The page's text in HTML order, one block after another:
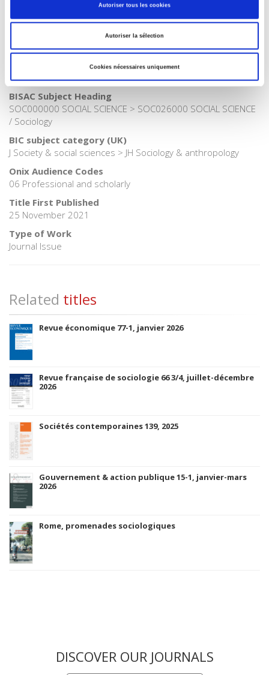
Autoriser tous les cookies
Autoriser la sélection
Cookies nécessaires uniquement
>Society
Publisher Category
>Sociology
BISAC Subject Heading
SOC000000 SOCIAL SCIENCE > SOC026000 SOCIAL SCIENCE
/ Sociology
BIC subject category (UK)
J Society & social sciences > JH Sociology & anthropology
Onix Audience Codes
06 Professional and scholarly
Title First Published
25 November 2021
Type of Work
Journal Issue
Related titles
Revue économique 77-1, janvier 2026
Revue française de sociologie 66 3/4, juillet-décembre
2026
Sociétés contemporaines 139, 2025
Gouvernement & action publique 15-1, janvier-mars
2026
Rome, promenades sociologiques
DISCOVER OUR JOURNALS